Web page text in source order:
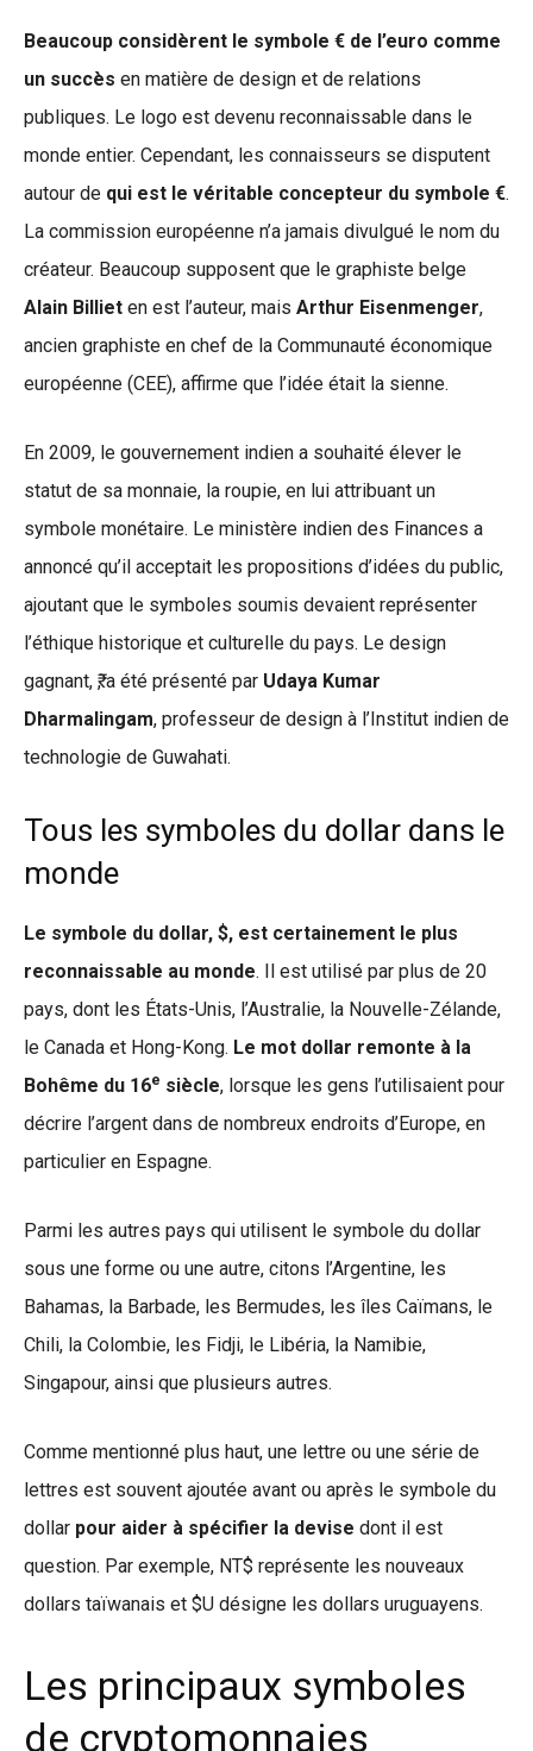
Beaucoup considèrent le symbole € de l’euro comme
un succès en matière de design et de relations
publiques. Le logo est devenu reconnaissable dans le
monde entier. Cependant, les connaisseurs se disputent
autour de qui est le véritable concepteur du symbole €.
La commission européenne n’a jamais divulgué le nom du
créateur. Beaucoup supposent que le graphiste belge
Alain Billiet en est l’auteur, mais Arthur Eisenmenger,
ancien graphiste en chef de la Communauté économique
européenne (CEE), affirme que l’idée était la sienne.
En 2009, le gouvernement indien a souhaité élever le
statut de sa monnaie, la roupie, en lui attribuant un
symbole monétaire. Le ministère indien des Finances a
annoncé qu’il acceptait les propositions d’idées du public,
ajoutant que le symboles soumis devaient représenter
l’éthique historique et culturelle du pays. Le design
gagnant, ₹, a été présenté par Udaya Kumar
Dharmalingam, professeur de design à l’Institut indien de
technologie de Guwahati.
Tous les symboles du dollar dans le
monde
Le symbole du dollar, $, est certainement le plus
reconnaissable au monde. Il est utilisé par plus de 20
pays, dont les États-Unis, l’Australie, la Nouvelle-Zélande,
le Canada et Hong-Kong. Le mot dollar remonte à la
Bohême du 16e siècle, lorsque les gens l’utilisaient pour
décrire l’argent dans de nombreux endroits d’Europe, en
particulier en Espagne.
Parmi les autres pays qui utilisent le symbole du dollar
sous une forme ou une autre, citons l’Argentine, les
Bahamas, la Barbade, les Bermudes, les îles Caïmans, le
Chili, la Colombie, les Fidji, le Libéria, la Namibie,
Singapour, ainsi que plusieurs autres.
Comme mentionné plus haut, une lettre ou une série de
lettres est souvent ajoutée avant ou après le symbole du
dollar pour aider à spécifier la devise dont il est
question. Par exemple, NT$ représente les nouveaux
dollars taïwanais et $U désigne les dollars uruguayens.
Les principaux symboles
de cryptomonnaies